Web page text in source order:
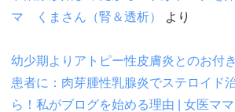
マ くまさん（腎＆透析）
より
幼少期よりアトピー性皮膚炎とのお付
患者に：肉芽腫性乳腺炎でステロイド
ら！私がブログを始める理由 | 女医マ